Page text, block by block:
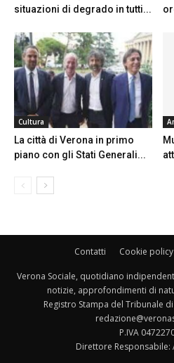
situazioni di degrado in tutti...
Cultura
La città di Verona in primo
piano con gli Stati Generali...
Contatti Cookie policy
Verona Sociale, quotidiano
notizie, approfondimenti di
Registro Stampa del Tribunale
P.IVA
Direttore Responsabile: